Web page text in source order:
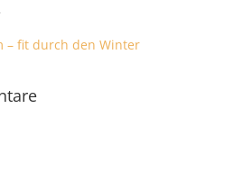
– fit durch den Winter